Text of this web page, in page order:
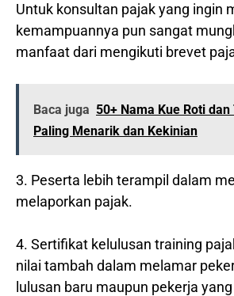
Untuk konsultan pajak yang ingin
kemampuannya pun sangat
manfaat dari mengikuti brevet
Baca juga 50+ Nama Kue Roti dan
Paling Menarik dan Kekinian
3. Peserta lebih terampil dalam
melaporkan pajak.
4. Sertifikat kelulusan training
nilai tambah dalam melamar
lulusan baru maupun pekerja